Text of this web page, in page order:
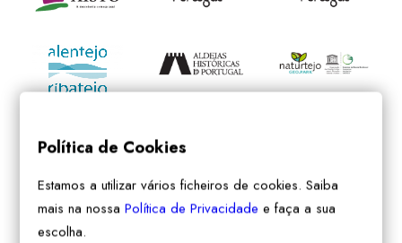
Política de Cookies
Estamos a utilizar vários ficheiros de cookies. Saiba
mais na nossaPolítica de Privacidade e faça a sua
escolha.